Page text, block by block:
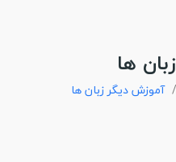
ها
آموزش دیگر زبان ها